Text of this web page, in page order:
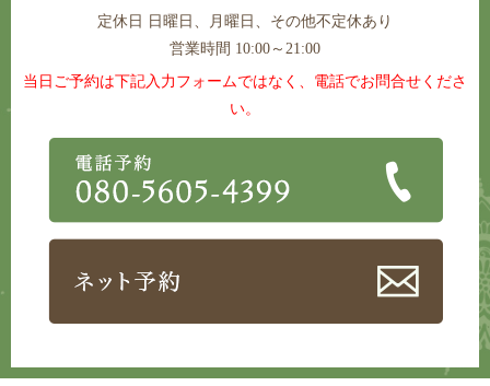
定休日 日曜日、月曜日、その他不定休あり
営業時間 10:00～21:00
当日ご予約は下記入力フォームではなく、電話でお問合せくださ
い。